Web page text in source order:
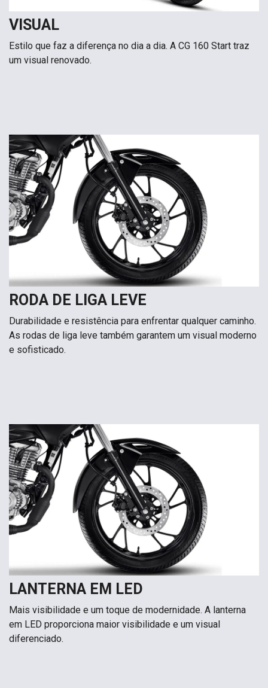
VISUAL
Estilo que faz a diferença no dia a dia. A CG 160 Start traz
um visual renovado.
RODA DE LIGA LEVE
Durabilidade e resistência para enfrentar qualquer caminho.
As rodas de liga leve também garantem um visual moderno
e sofisticado.
LANTERNA EM LED
Mais visibilidade e um toque de modernidade. A lanterna
em LED proporciona maior visibilidade e um visual
diferenciado.